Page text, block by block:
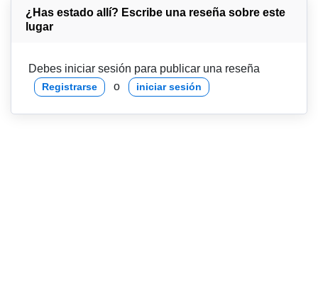
¿Has estado allí? Escribe una reseña sobre este
lugar
Debes iniciar sesión para publicar una reseña
Registrarse o iniciar sesión